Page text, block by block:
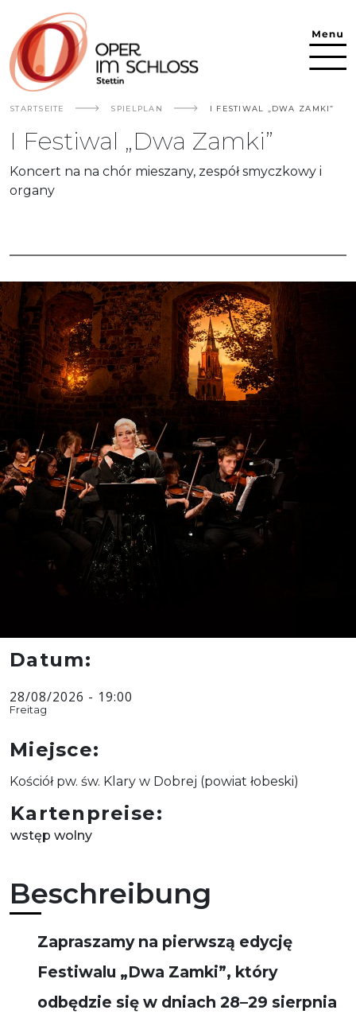
Direkt zum Inhalt
STARTSEITE SPIELPLAN I FESTIWAL „DWA ZAMKI”
I Festiwal „Dwa Zamki”
Koncert na na chór mieszany, zespół smyczkowy i
organy
Datum
28/08/2026 - 19:00
Freitag
Miejsce
Kościół pw. św. Klary w Dobrej (powiat łobeski)
Kartenpreise
wstęp wolny
Beschreibung
Zapraszamy na pierwszą edycję
Festiwalu „Dwa Zamki”, który
odbędzie się w dniach 28–29 sierpnia